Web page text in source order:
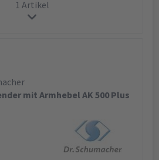
1 Artikel
mit Armhebel AK 500 Plus